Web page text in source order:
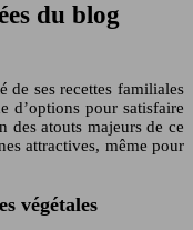
du blog
de ses recettes familiales
d’options pour satisfaire
des atouts majeurs de ce
attractives, même pour
végétales